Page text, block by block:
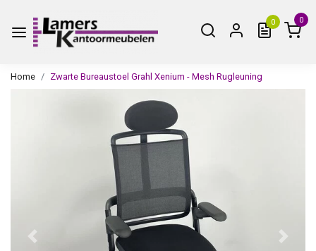
0 0
Home Zwarte Bureaustoel Grahl Xenium - Mesh Rugleuning
Vorige